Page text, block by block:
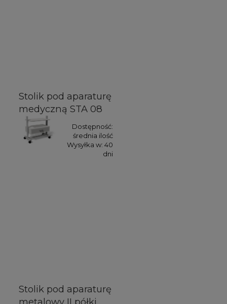
Stolik pod aparaturę
medyczną STA 08
Dostępność:
średnia ilość
Wysyłka w: 40
dni
Stolik pod aparaturę